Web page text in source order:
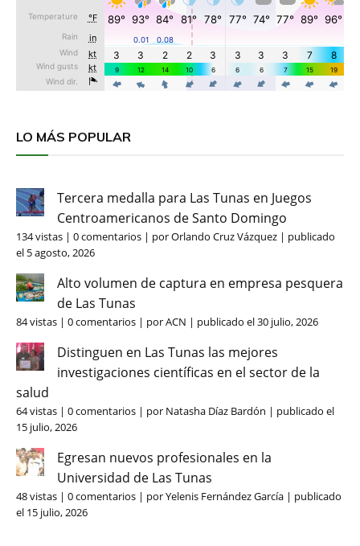
LO MÁS POPULAR
Tercera medalla para Las Tunas en Juegos
Centroamericanos de Santo Domingo
134 vistas | 0 comentarios | porOrlando Cruz Vázquez | publicado
el 5 agosto, 2026
Alto volumen de captura en empresa pesquera
de Las Tunas
84 vistas | 0 comentarios | porACN | publicado el 30 julio, 2026
Distinguen en Las Tunas las mejores
investigaciones científicas en el sector de la
salud
64 vistas | 0 comentarios | por Natasha Díaz Bardón | publicado el
15 julio, 2026
Egresan nuevos profesionales en la
Universidad de Las Tunas
48 vistas | 0 comentarios | porYelenis Fernández García | publicado
el 15 julio, 2026